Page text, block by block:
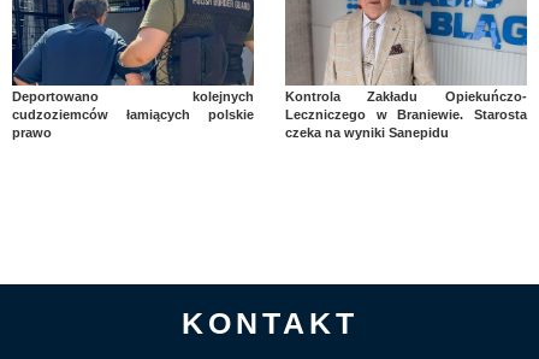
Deportowano kolejnych
cudzoziemców łamiących polskie
prawo
Kontrola Zakładu Opiekuńczo-
Leczniczego w Braniewie. Starosta
czeka na wyniki Sanepidu
KONTAKT